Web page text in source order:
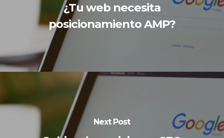
¿Tu web necesita
posicionamiento AMP?
Next Post